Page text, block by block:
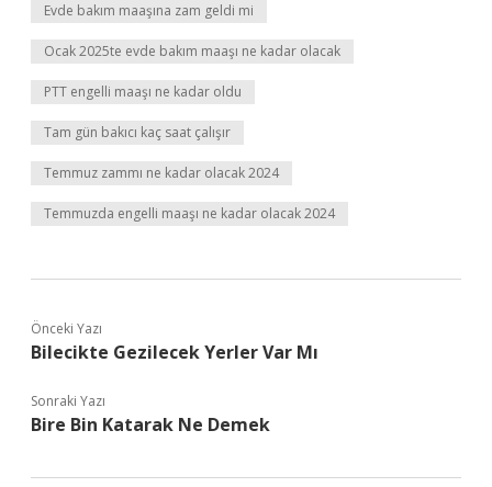
Evde bakım maaşına zam geldi mi
Ocak 2025te evde bakım maaşı ne kadar olacak
PTT engelli maaşı ne kadar oldu
Tam gün bakıcı kaç saat çalışır
Temmuz zammı ne kadar olacak 2024
Temmuzda engelli maaşı ne kadar olacak 2024
Önceki Yazı
Bilecikte Gezilecek Yerler Var Mı
Sonraki Yazı
Bire Bin Katarak Ne Demek